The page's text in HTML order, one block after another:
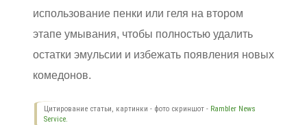
использование пенки или геля на втором
этапе умывания, чтобы полностью удалить
остатки эмульсии и избежать появления новых
комедонов.
Цитирование статьи, картинки - фото скриншот - Rambler News
Service.